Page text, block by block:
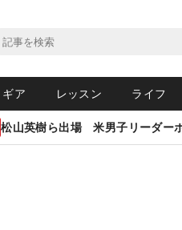
ギア レッスン ライフ
松山英樹ら出場 米男子リーダー